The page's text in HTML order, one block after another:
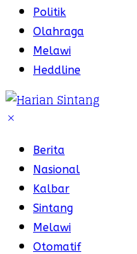
Politik
Olahraga
Melawi
Heddline
Berita
Nasional
Kalbar
Sintang
Melawi
Otomatif